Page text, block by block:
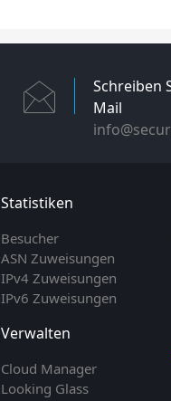
Schreiben
Mail
Statistiken
Besucher
ASN Zuweisungen
IPv4 Zuweisungen
IPv6 Zuweisungen
Verwalten
Cloud Manager
Looking Glass